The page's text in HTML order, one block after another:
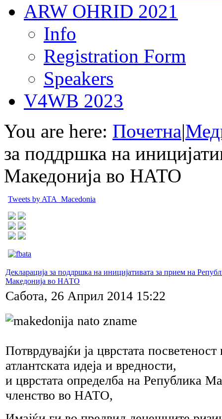
ARW OHRID 2021
Info
Registration Form
Speakers
V4WB 2023
You are here: Почетна|
за поддршка на
Македонија во НАТО
Tweets by ATA_Macedonia
Декларација за поддршка на иницијативата за прием на
Македонија во НАТО
Сабота, 26 Април 2014 15:22
Потврдувајќи ја цврстата
атлантската идеја и вредности,
и цврстата определба на Република
членство во НАТО,